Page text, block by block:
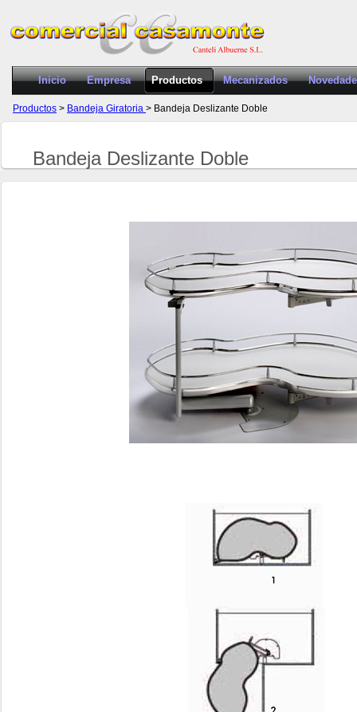
Inicio Empresa Productos Mecanizados
Productos > Bandeja Giratoria > Bandeja Deslizante Doble
Bandeja Deslizante Doble